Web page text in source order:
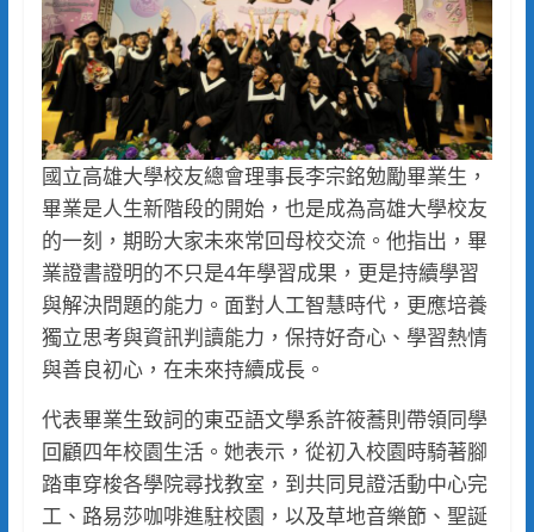
國立高雄大學校友總會理事長李宗銘勉勵畢業生，
畢業是人生新階段的開始，也是成為高雄大學校友
的一刻，期盼大家未來常回母校交流。他指出，畢
業證書證明的不只是4年學習成果，更是持續學習
與解決問題的能力。面對人工智慧時代，更應培養
獨立思考與資訊判讀能力，保持好奇心、學習熱情
與善良初心，在未來持續成長。
代表畢業生致詞的東亞語文學系許筱蕎則帶領同學
回顧四年校園生活。她表示，從初入校園時騎著腳
踏車穿梭各學院尋找教室，到共同見證活動中心完
工、路易莎咖啡進駐校園，以及草地音樂節、聖誕